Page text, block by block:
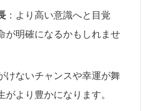
：より高い意識へと目覚
が明確になるかもしれませ
けないチャンスや幸運が舞
がより豊かになります。